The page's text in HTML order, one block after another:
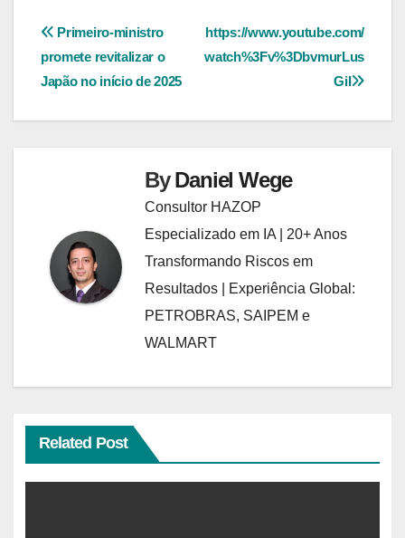
Navegação
de
https://www.youtube.com/
watch%3Fv%3DbvmurLus
GiI
Primeiro-ministro
promete revitalizar o
Japão no início de 2025
ByDaniel Wege
Consultor HAZOP
Especializado em IA | 20+ Anos
Transformando Riscos em
Resultados | Experiência Global:
PETROBRAS, SAIPEM e
WALMART
Related Post